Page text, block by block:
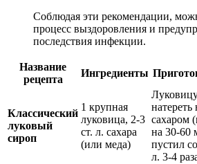
Соблюдая эти рекомендации,
процесс выздоровления и
последствия инфекции.
Название
рецепта
Ингредиенты
Классический
луковый
сироп
1 крупная
луковица, 2-3
ст. л. сахара
(или меда)
сахаром
на 30-60
пустил
л. 3-4